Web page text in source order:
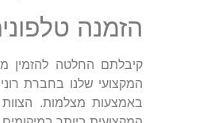
הזמנה
קיבלתם החלטה להזמין
המקצועי שלנו בחברת
באמצעות מצלמות.